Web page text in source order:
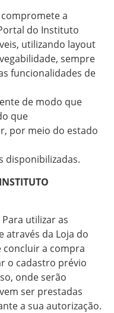
a
do Instituto
utilizando layout
sempre
funcionalidades de
de modo que
que
por meio do estado
disponibilizadas.
Para utilizar as
através da Loja do
a compra
o cadastro prévio
onde serão
ser prestadas
a sua autorização.